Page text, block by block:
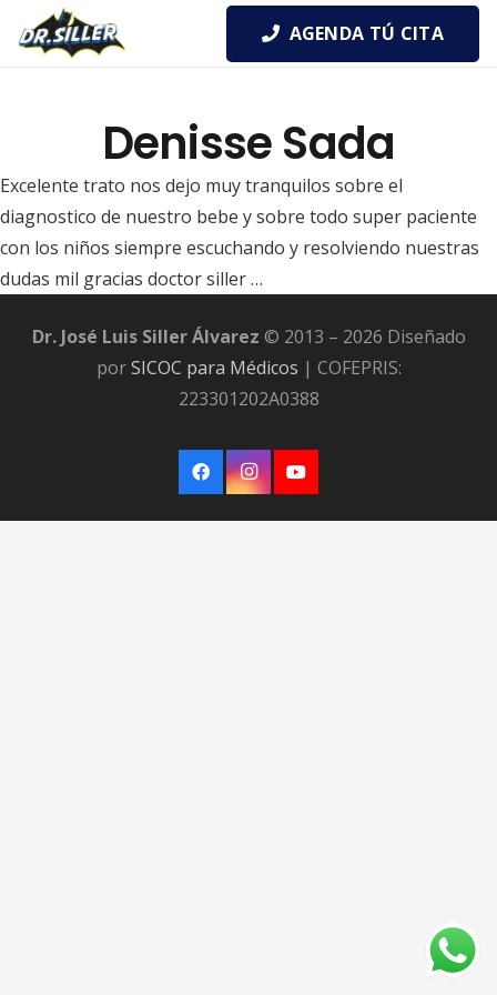
AGENDA TÚ CITA
Denisse Sada
Excelente trato nos dejo muy tranquilos sobre el
diagnostico de nuestro bebe y sobre todo super paciente
con los niños siempre escuchando y resolviendo nuestras
dudas mil gracias doctor siller …
Dr. José Luis Siller Álvarez © 2013 – 2026 Diseñado
porSICOC para Médicos | COFEPRIS:
223301202A0388